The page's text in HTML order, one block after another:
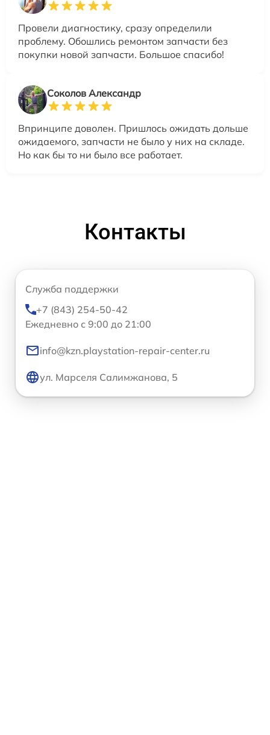
Провели диагностику, сразу определили
проблему. Обошлись ремонтом запчасти без
покупки новой запчасти. Большое спасибо!
Соколов Александр
Впринципе доволен. Пришлось ожидать дольше
ожидаемого, запчасти не было у них на складе.
Но как бы то ни было все работает.
Контакты
Служба поддержки
+7 (843) 254-50-42
Ежедневно с 9:00 до 21:00
info@kzn.playstation-repair-center.ru
ул. Марселя Салимжанова, 5